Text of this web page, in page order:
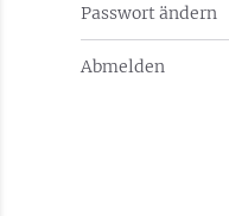
Passwort ändern
Abmelden